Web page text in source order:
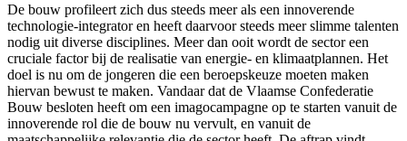
De bouw profileert zich dus steeds meer als een innoverende
technologie-integrator en heeft daarvoor steeds meer slimme talenten
nodig uit diverse disciplines. Meer dan ooit wordt de sector een
cruciale factor bij de realisatie van energie- en klimaatplannen. Het
doel is nu om de jongeren die een beroepskeuze moeten maken
hiervan bewust te maken. Vandaar dat de Vlaamse Confederatie
Bouw besloten heeft om een imagocampagne op te starten vanuit de
innoverende rol die de bouw nu vervult, en vanuit de